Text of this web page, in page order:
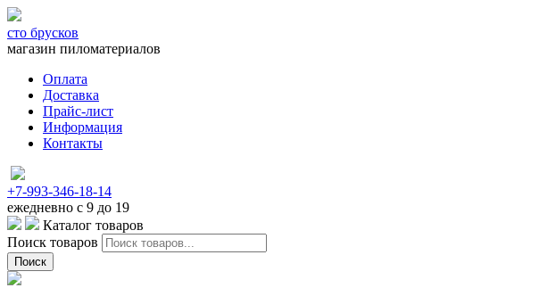
сто брусков
магазин пиломатериалов
Оплата
Доставка
Прайс-лист
Информация
Контакты
+7-993-346-18-14
ежедневно с 9 до 19
Каталог товаров
Поиск товаров
Поиск